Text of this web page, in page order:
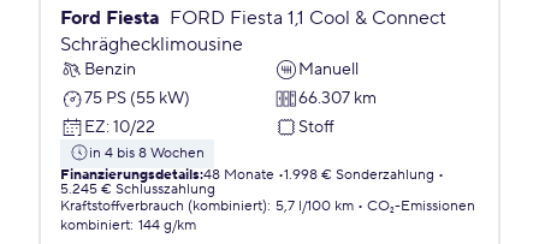
Ford Fiesta FORD Fiesta 1,1 Cool & Connect
Schräghecklimousine
Benzin
Manuell
75 PS (55 kW)
66.307 km
EZ: 10/22 Stoff
in 4 bis 8 Wochen
Finanzierungsdetails:48 Monate 1.998 € Sonderzahlung
5.245 € Schlusszahlung
Kraftstoffverbrauch (kombiniert): 5,7 l/100 km
CO₂-Emissionen
kombiniert: 144 g/km